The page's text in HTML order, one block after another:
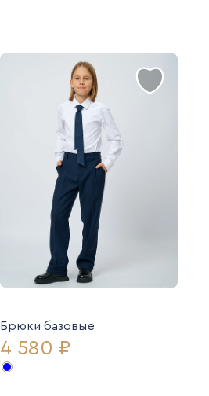
Брюки базовые
4 580 ₽